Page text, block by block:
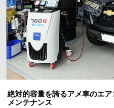
絶対的容量を誇るアメ車のエ
メンテナンス